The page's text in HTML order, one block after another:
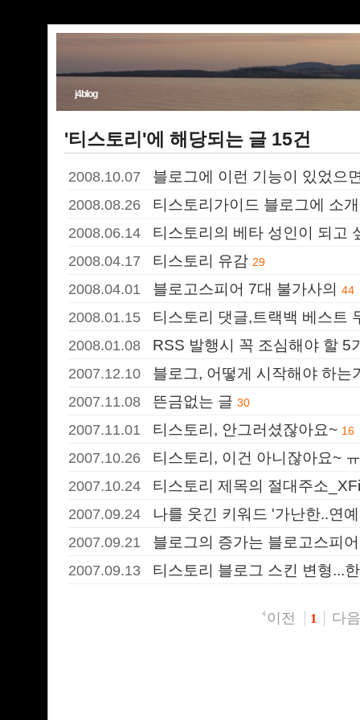
j4blog
'티스토리'에 해당되는 글 15건
2008.10.07 블로그에 이런 기능이 있었으
2008.08.26 티스토리가이드 블로그에 소
2008.06.14 티스토리의 베타 성인이 되고
2008.04.17 티스토리 유감 29
2008.04.01 블로고스피어 7대 불가사의 44
2008.01.15 티스토리 댓글,트랙백 베스트
2008.01.08 RSS 발행시 꼭 조심해야 할 5
2007.12.10 블로그, 어떻게 시작해야 하는
2007.11.08 뜬금없는 글 30
2007.11.01 티스토리, 안그러셨잖아요~ 16
2007.10.26 티스토리, 이건 아니잖아요~
2007.10.24 티스토리 제목의 절대주소
2007.09.24 나를 웃긴 키워드 '가난한..연
2007.09.21 블로그의 증가는 블로고스피
2007.09.13 티스토리 블로그 스킨 변형...
이전 1 다음